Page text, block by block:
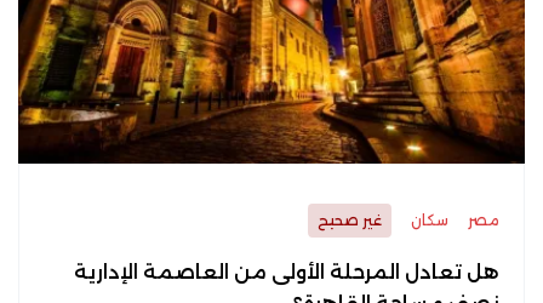
مصر سكان غير صحيح
هل تعادل المرحلة الأولى من العاصمة الإدارية